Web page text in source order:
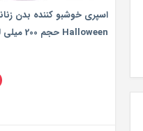
اسپری خوشبو کننده بدن
Halloween حجم 200 میلی لیتر